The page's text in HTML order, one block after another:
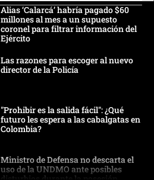
Alias ‘Calarcá’ habría pagado $60
millones al mes a un supuesto
coronel para filtrar información del
Ejército
Las razones para escoger al nuevo
director de la Policía
"Prohibir es la salida fácil": ¿Qué
futuro les espera a las cabalgatas en
Colombia?
Ministro de Defensa no descarta el
uso de la UNDMO ante posibles